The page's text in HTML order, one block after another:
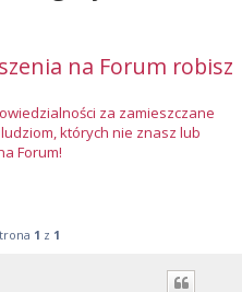
na Forum robisz
za zamieszczane
których nie znasz lub
Forum!
1 z 1